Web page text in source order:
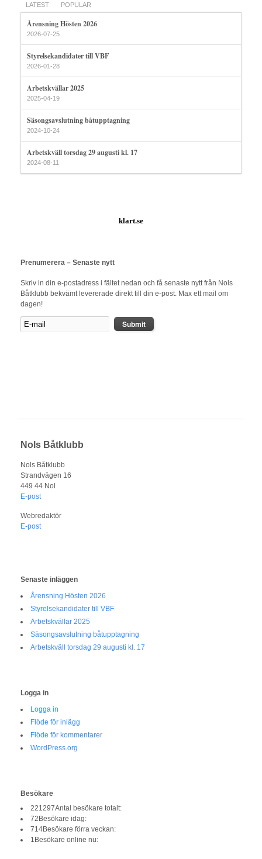
LATEST POPULAR
Årensning Hösten 2026
2026-07-25
Styrelsekandidater till VBF
2026-01-28
Arbetskvällar 2025
2025-04-19
Säsongsavslutning båtupptagning
2024-10-24
Arbetskväll torsdag 29 augusti kl. 17
2024-08-11
klart.se
Prenumerera – Senaste nytt
Skriv in din e-postadress i fältet nedan och få senaste nytt från Nols
Båtklubb bekvämt levererade direkt till din e-post. Max ett mail om
dagen!
Nols Båtklubb
Nols Båtklubb
Strandvägen 16
449 44 Nol
E-post
Webredaktör
E-post
Senaste inläggen
Årensning Hösten 2026
Styrelsekandidater till VBF
Arbetskvällar 2025
Säsongsavslutning båtupptagning
Arbetskväll torsdag 29 augusti kl. 17
Logga in
Logga in
Flöde för inlägg
Flöde för kommentarer
WordPress.org
Besökare
221297Antal besökare totalt:
72 Besökare idag:
714Besökare förra veckan:
1 Besökare online nu: